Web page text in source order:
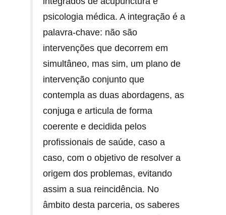
psicologia médica. A integração é a
palavra-chave: não são
intervenções que decorrem em
simultâneo, mas sim, um plano de
intervenção conjunto que
contempla as duas abordagens, as
conjuga e articula de forma
coerente e decidida pelos
profissionais de saúde, caso a
caso, com o objetivo de resolver a
origem dos problemas, evitando
assim a sua reincidência. No
âmbito desta parceria, os saberes